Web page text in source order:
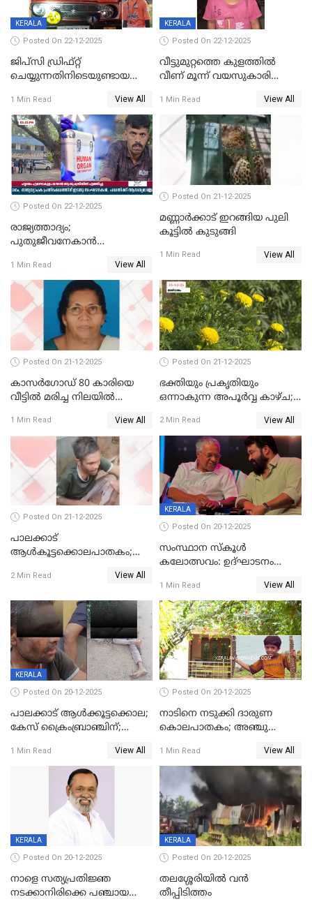
KERALA
Posted On 22-12-2025
ജിപ്സി ഡ്രിഫ്റ്റ്
ചെയ്യുന്നതിനിടെയുണ്ടായ
ദാരുണാന്ത്യം; ജീപ്സി
ഓടിച്ചയാൾ അറസ്റ്റിൽ.
1 Min Read View All
KERALA
Posted On 22-12-2025
വീട്ടുമുറ്റത്തെ കുളത്തിൽ
വീണ് മൂന്ന് വയസുകാരി
1 Min Read View All
Posted On 22-12-2025
രാജ്യത്താദ്യം;
പുതുജീവനേകാൻ
എറണാകുളം സർക്കാർ
ജനറൽ
ആശുപത്രിയിലെത്തിച്ചു
1 Min Read View All
Posted On 21-12-2025
മണ്ണാർക്കാട് ഇറങ്ങിയ പുലി
കൂട്ടിൽ കുടുങ്ങി
1 Min Read View All
Posted On 21-12-2025
കാസർഗോഡ് 80 കാരിയെ
വീട്ടിൽ മരിച്ച നിലയിൽ
1 Min Read View All
Posted On 21-12-2025
ഭക്തിയും പ്രകൃതിയും
ഒന്നാകുന്ന അപൂര്‍വ്വ കാഴ്ച;
കാഴ്ചാനുഭവമൊരുക്കി
ശബരീ നന്ദനം
2 Min Read View All
Posted On 21-12-2025
പാലക്കാട്‌
ആൾകൂട്ടക്കൊലപാതകം;
ഊർജ്ജിതമാക്കിമാക്കി
2 Min Read View All
KERALA
Posted On 20-12-2025
സംസ്ഥാന സ്കൂൾ
കലോത്സവം: ഉദ്ഘാടനം
മുഖ്യാതിഥിയായി
മോഹൻലാൽ
1 Min Read View All
KERALA
Posted On 20-12-2025
പാലക്കാട് ആൾക്കൂട്ടക്കൊല;
കേസ് ക്രൈംബ്രാഞ്ചിന്;
അന്വേഷിക്കും
1 Min Read View All
Posted On 20-12-2025
നാടിനെ നടുക്കി ദാരുണ
കൊലപാതകം; അഞ്ചു
കഴുത്തുഞെരിച്ച് കൊന്നു
1 Min Read View All
KERALA
Posted On 20-12-2025
നാളെ സത്യപ്രതിജ്ഞ
നടക്കാനിരിക്കെ പഞ്ചായത്ത്
KERALA
Posted On 20-12-2025
തലശ്ശേരിയിൽ വൻ
തീപ്പിടിത്തം